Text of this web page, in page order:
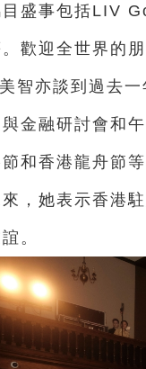
盛事包括LIV
歡迎全世界的
智亦談到過去
金融研討會和
和香港龍舟節等
，她表示香港
。